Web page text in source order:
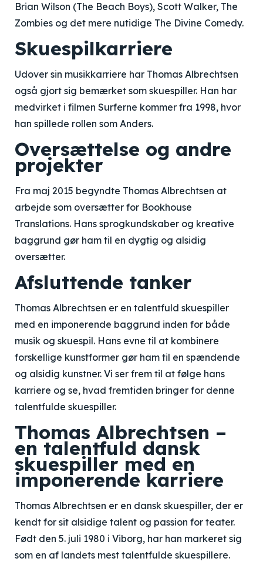
Brian Wilson (The Beach Boys), Scott Walker, The
Zombies og det mere nutidige The Divine Comedy.
Skuespilkarriere
Udover sin musikkarriere har Thomas Albrechtsen
også gjort sig bemærket som skuespiller. Han har
medvirket i filmen Surferne kommer fra 1998, hvor
han spillede rollen som Anders.
Oversættelse og andre
projekter
Fra maj 2015 begyndte Thomas Albrechtsen at
arbejde som oversætter for Bookhouse
Translations. Hans sprogkundskaber og kreative
baggrund gør ham til en dygtig og alsidig
oversætter.
Afsluttende tanker
Thomas Albrechtsen er en talentfuld skuespiller
med en imponerende baggrund inden for både
musik og skuespil. Hans evne til at kombinere
forskellige kunstformer gør ham til en spændende
og alsidig kunstner. Vi ser frem til at følge hans
karriere og se, hvad fremtiden bringer for denne
talentfulde skuespiller.
Thomas Albrechtsen –
en talentfuld dansk
skuespiller med en
imponerende karriere
Thomas Albrechtsen er en dansk skuespiller, der er
kendt for sit alsidige talent og passion for teater.
Født den 5. juli 1980 i Viborg, har han markeret sig
som en af landets mest talentfulde skuespillere.